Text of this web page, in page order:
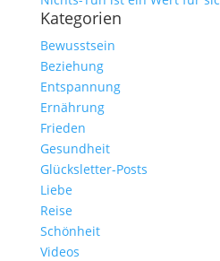
Kategorien
Bewusstsein
Beziehung
Entspannung
Ernährung
Frieden
Gesundheit
Glücksletter-Posts
Liebe
Reise
Schönheit
Videos